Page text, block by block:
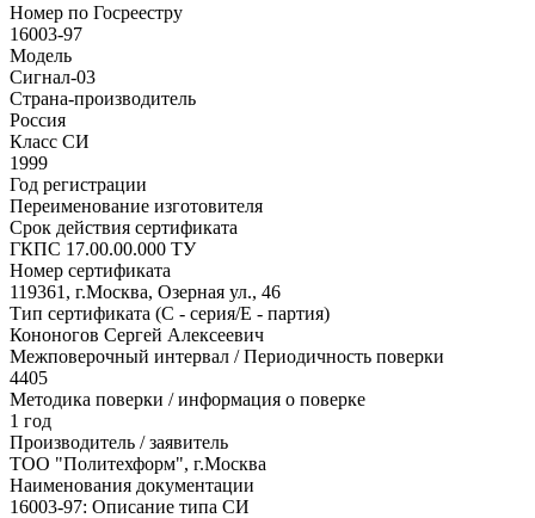
Номер по Госреестру
16003-97
Модель
Сигнал-03
Страна-производитель
Россия
Класс СИ
1999
Год регистрации
Переименование изготовителя
Срок действия сертификата
ГКПС 17.00.00.000 ТУ
Номер сертификата
119361, г.Москва, Озерная ул., 46
Тип сертификата (C - серия/E - партия)
Кононогов Сергей Алексеевич
Межповерочный интервал / Периодичность поверки
4405
Методика поверки / информация о поверке
1 год
Производитель / заявитель
ТОО "Политехформ", г.Москва
Наименования документации
16003-97: Описание типа СИ